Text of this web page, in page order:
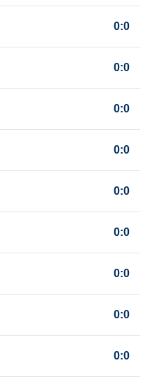
0:0
0:0
0:0
0:0
0:0
0:0
0:0
0:0
0:0